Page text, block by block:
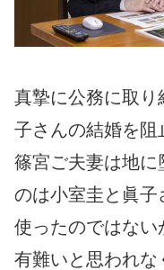
真摯に公務に取り
子さんの結婚を阻
篠宮ご夫妻は地に
のは小室圭と眞子
使ったのではない
有難いと思われ